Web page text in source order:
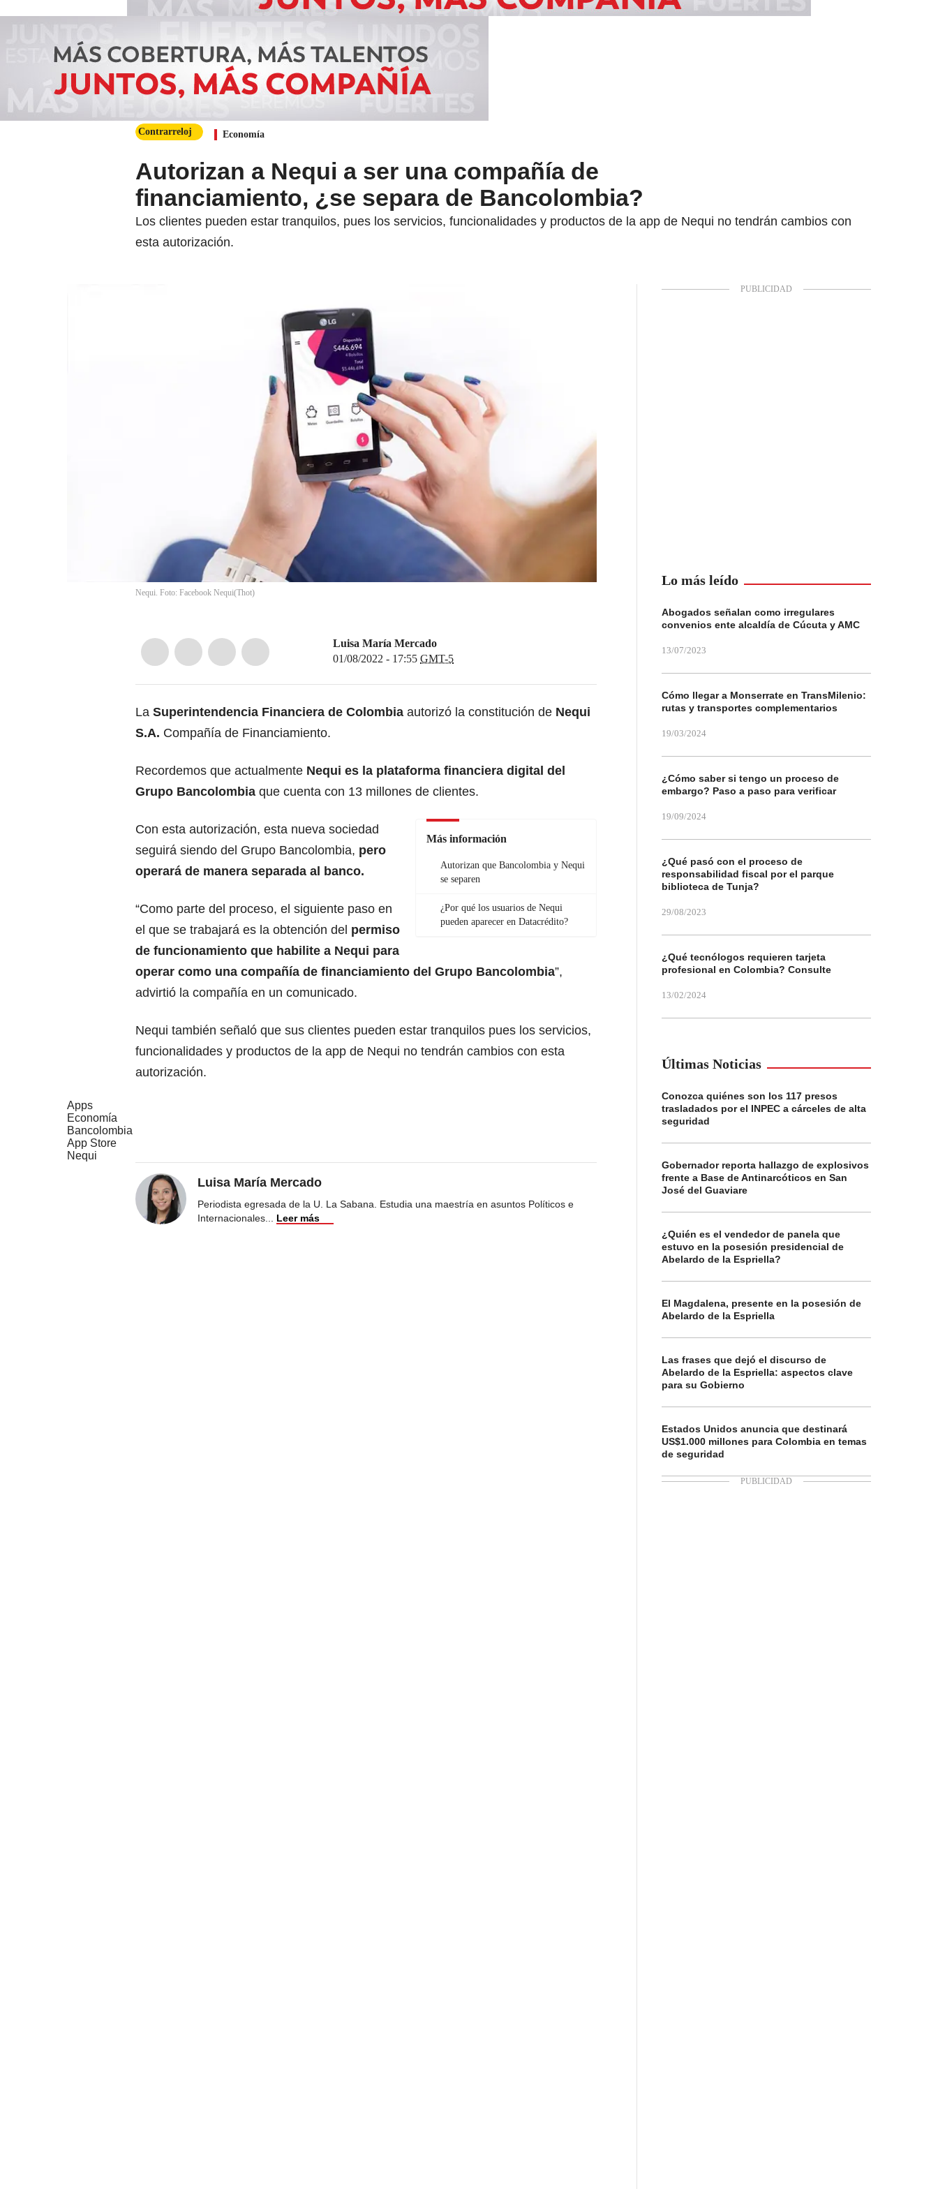
Contrarreloj Economía
Autorizan a Nequi a ser una compañía de
financiamiento, ¿se separa de Bancolombia?
Los clientes pueden estar tranquilos, pues los servicios, funcionalidades y productos de la app de Nequi no tendrán cambios con
esta autorización.
Nequi. Foto: Facebook Nequi(Thot)
Luisa María Mercado
01/08/2022 - 17:55 GMT-5
La Superintendencia Financiera de Colombia autorizó la constitución de Nequi
S.A. Compañía de Financiamiento.
Recordemos que actualmente Nequi es la plataforma financiera digital del
Grupo Bancolombia que cuenta con 13 millones de clientes.
Más información
Autorizan que Bancolombia y Nequi
se separen
¿Por qué los usuarios de Nequi
pueden aparecer en Datacrédito?
Con esta autorización, esta nueva sociedad
seguirá siendo del Grupo Bancolombia, pero
operará de manera separada al banco.
“Como parte del proceso, el siguiente paso en
el que se trabajará es la obtención del permiso
de funcionamiento que habilite a Nequi para
operar como una compañía de financiamiento del Grupo Bancolombia”,
advirtió la compañía en un comunicado.
Nequi también señaló que sus clientes pueden estar tranquilos pues los servicios,
funcionalidades y productos de la app de Nequi no tendrán cambios con esta
autorización.
Apps
Economía
Bancolombia
App Store
Nequi
Luisa María Mercado
Periodista egresada de la U. La Sabana. Estudia una maestría en asuntos Políticos e
Internacionales
Leer más
Lo más leído
Abogados señalan como irregulares
convenios ente alcaldía de Cúcuta y AMC
13/07/2023
Cómo llegar a Monserrate en TransMilenio:
rutas y transportes complementarios
19/03/2024
¿Cómo saber si tengo un proceso de
embargo? Paso a paso para verificar
19/09/2024
¿Qué pasó con el proceso de
responsabilidad fiscal por el parque
biblioteca de Tunja?
29/08/2023
¿Qué tecnólogos requieren tarjeta
profesional en Colombia? Consulte
13/02/2024
Últimas Noticias
Conozca quiénes son los 117 presos
trasladados por el INPEC a cárceles de alta
seguridad
Gobernador reporta hallazgo de explosivos
frente a Base de Antinarcóticos en San
José del Guaviare
¿Quién es el vendedor de panela que
estuvo en la posesión presidencial de
Abelardo de la Espriella?
El Magdalena, presente en la posesión de
Abelardo de la Espriella
Las frases que dejó el discurso de
Abelardo de la Espriella: aspectos clave
para su Gobierno
Estados Unidos anuncia que destinará
US$1.000 millones para Colombia en temas
de seguridad